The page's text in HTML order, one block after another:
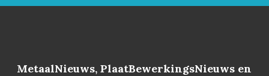
MetaalNieuws, PlaatBewerkingsNieuws en